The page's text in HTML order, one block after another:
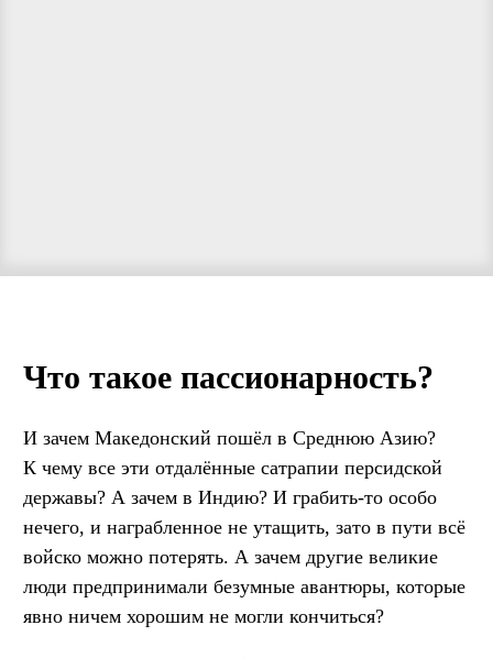
Что такое пассионарность?
И зачем Македонский пошёл в Среднюю Азию?
К чему все эти отдалённые сатрапии персидской
державы? А зачем в Индию? И грабить-то особо
нечего, и награбленное не утащить, зато в пути всё
войско можно потерять. А зачем другие великие
люди предпринимали безумные авантюры, которые
явно ничем хорошим не могли кончиться?